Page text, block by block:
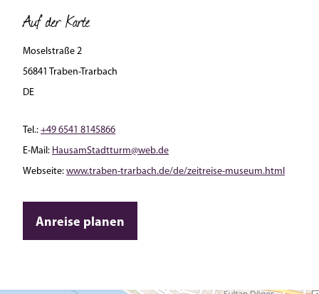
Auf der Karte
Moselstraße 2
56841 Traben-Trarbach
DE
Tel.: +49 6541 8145866
E-Mail: HausamStadtturm@web.de
Webseite: www.traben-trarbach.de/de/zeitreise-museum.html
Anreise planen